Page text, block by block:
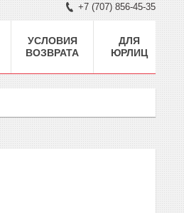
+7 (707) 856-45-35
УСЛОВИЯ
ВОЗВРАТА
ДЛЯ
ЮРЛИЦ